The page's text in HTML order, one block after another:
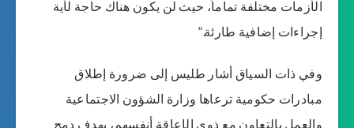
الأزمات مختلفة تماماً، حيث لن يكون هناك حاجة لأية
إجراءات إضافية طارئة.”
وفي ذات السياق أشار طليس إلى ضرورة إطلاق
مبادرات حكومية ترعاها وزارة الشؤون الاجتماعية
والعمل بالتعاون مع ذوي الإعاقة أنفسهم، بهدف دمج